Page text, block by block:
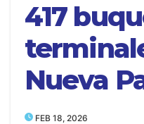
417
Nueva
FEB 18, 2026